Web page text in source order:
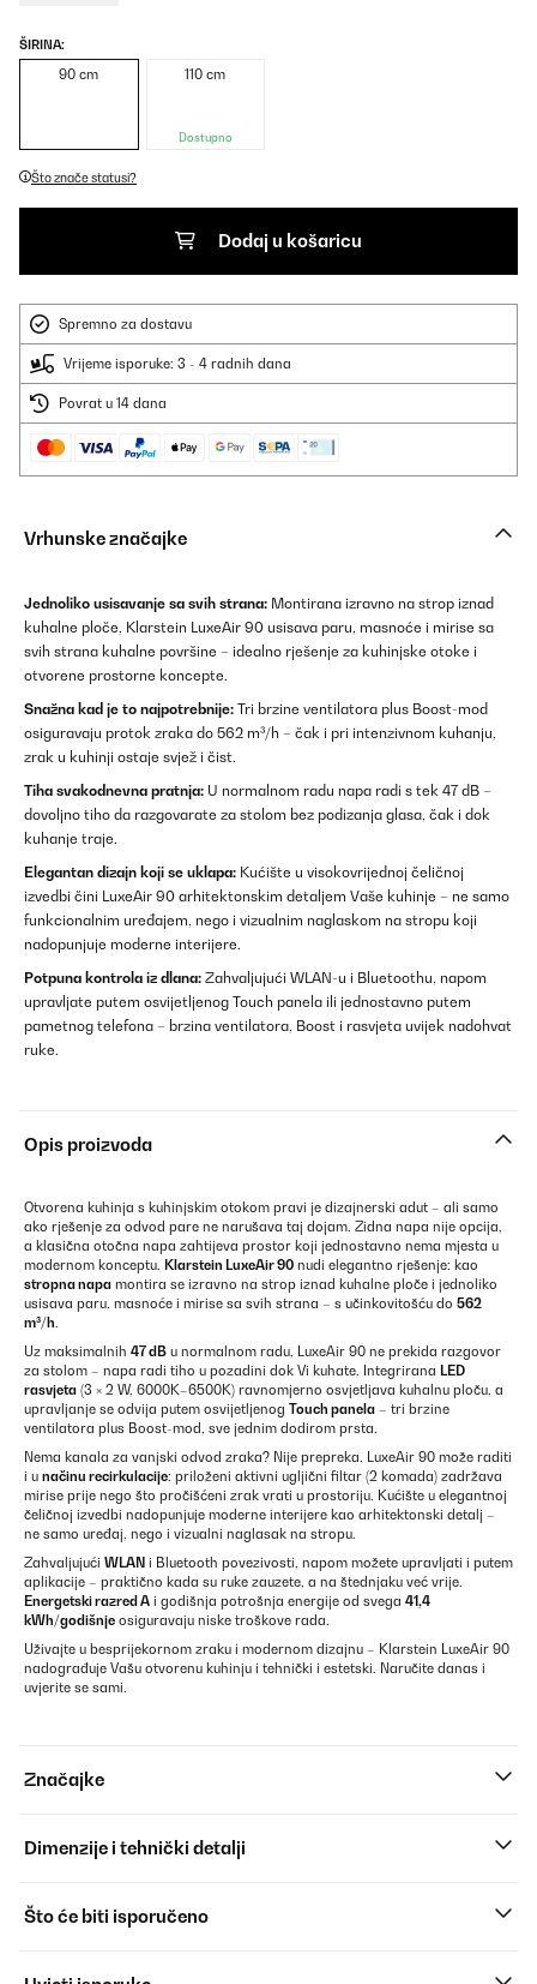
ŠIRINA:
90 cm 110 cm
Dostupno
Što znače statusi?
Dodaj u košaricu
Spremno za dostavu
Vrijeme isporuke: 3 - 4 radnih dana
Povrat u 14 dana
Vrhunske značajke
Jednoliko usisavanje sa svih strana: Montirana izravno na strop iznad
kuhalne ploče, Klarstein LuxeAir 90 usisava paru, masnoće i mirise sa
svih strana kuhalne površine – idealno rješenje za kuhinjske otoke i
otvorene prostorne koncepte.
Snažna kad je to najpotrebnije: Tri brzine ventilatora plus Boost-mod
osiguravaju protok zraka do 562 m³/h – čak i pri intenzivnom kuhanju,
zrak u kuhinji ostaje svjež i čist.
Tiha svakodnevna pratnja: U normalnom radu napa radi s tek 47 dB –
dovoljno tiho da razgovarate za stolom bez podizanja glasa, čak i dok
kuhanje traje.
Elegantan dizajn koji se uklapa: Kućište u visokovrijednoj čeličnoj
izvedbi čini LuxeAir 90 arhitektonskim detaljem Vaše kuhinje – ne samo
funkcionalnim uređajem, nego i vizualnim naglaskom na stropu koji
nadopunjuje moderne interijere.
Potpuna kontrola iz dlana: Zahvaljujući WLAN-u i Bluetoothu, napom
upravljate putem osvijetljenog Touch panela ili jednostavno putem
pametnog telefona – brzina ventilatora, Boost i rasvjeta uvijek nadohvat
ruke.
Opis proizvoda
Otvorena kuhinja s kuhinjskim otokom pravi je dizajnerski adut – ali samo
ako rješenje za odvod pare ne narušava taj dojam. Zidna napa nije opcija,
a klasična otočna napa zahtijeva prostor koji jednostavno nema mjesta u
modernom konceptu. Klarstein LuxeAir 90 nudi elegantno rješenje: kao
stropna napa montira se izravno na strop iznad kuhalne ploče i jednoliko
usisava paru, masnoće i mirise sa svih strana – s učinkovitošću do 562
m³/h.
Uz maksimalnih 47 dB u normalnom radu, LuxeAir 90 ne prekida razgovor
za stolom – napa radi tiho u pozadini dok Vi kuhate. Integrirana LED
rasvjeta (3 × 2 W, 6000K–6500K) ravnomjerno osvjetljava kuhalnu ploču, a
upravljanje se odvija putem osvijetljenog Touch panela – tri brzine
ventilatora plus Boost-mod, sve jednim dodirom prsta.
Nema kanala za vanjski odvod zraka? Nije prepreka. LuxeAir 90 može raditi
i u načinu recirkulacije: priloženi aktivni ugljični filtar (2 komada) zadržava
mirise prije nego što pročišćeni zrak vrati u prostoriju. Kućište u elegantnoj
čeličnoj izvedbi nadopunjuje moderne interijere kao arhitektonski detalj –
ne samo uređaj, nego i vizualni naglasak na stropu.
Zahvaljujući WLAN i Bluetooth povezivosti, napom možete upravljati i putem
aplikacije – praktično kada su ruke zauzete, a na štednjaku već vrije.
Energetski razred A i godišnja potrošnja energije od svega 41,4
kWh/godišnje osiguravaju niske troškove rada.
Uživajte u besprijekornom zraku i modernom dizajnu – Klarstein LuxeAir 90
nadograđuje Vašu otvorenu kuhinju i tehnički i estetski. Naručite danas i
uvjerite se sami.
Značajke
Dimenzije i tehnički detalji
Što će biti isporučeno